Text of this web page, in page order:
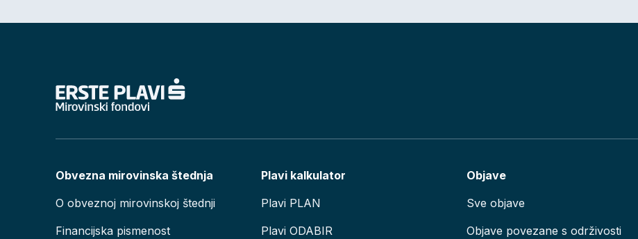
Obvezna mirovinska štednja
O obveznoj mirovinskoj štednji
Financijska pismenost
Plavi kalkulator
Plavi PLAN
Plavi ODABIR
Objave
Sve objave
Objave povezane s održivosti